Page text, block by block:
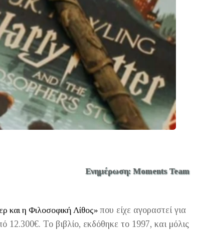
Ενημέρωση: Moments Team
και η Φιλοσοφική Λίθος» που είχε αγοραστεί για
Το βιβλίο, εκδόθηκε το 1997, και μόλις